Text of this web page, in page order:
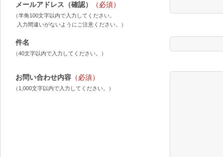
メールアドレス（確認） （必須）
（半角100文字以内で入力してください。
入力間違いがないようにご注意ください。）
件名
（40文字以内で入力してください。）
お問い合わせ内容 （必須）
（1,000文字以内で入力してください。）